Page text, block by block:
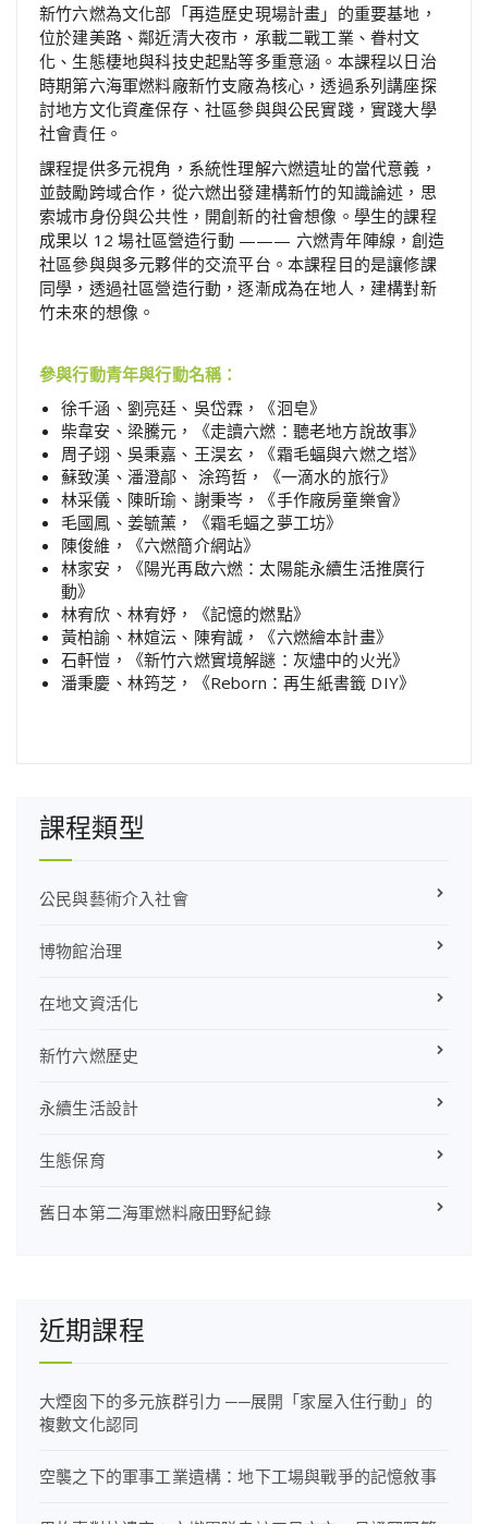
新竹六燃為文化部「再造歷史現場計畫」的重要基地，
位於建美路、鄰近清大夜市，承載二戰工業、眷村文
化、生態棲地與科技史起點等多重意涵。本課程以日治
時期第六海軍燃料廠新竹支廠為核心，透過系列講座探
討地方文化資產保存、社區參與與公民實踐，實踐大學
社會責任。
課程提供多元視角，系統性理解六燃遺址的當代意義，
並鼓勵跨域合作，從六燃出發建構新竹的知識論述，思
索城市身份與公共性，開創新的社會想像。學生的課程
成果以 12 場社區營造行動 ——— 六燃青年陣線，創造
社區參與與多元夥伴的交流平台。本課程目的是讓修課
同學，透過社區營造行動，逐漸成為在地人，建構對新
竹未來的想像。
參與行動青年與行動名稱：
徐千涵、劉亮廷、吳岱霖，《洄皂》
柴韋安、梁騰元，《走讀六燃：聽老地方說故事》
周子翊、吳秉嘉、王淏玄，《霜毛蝠與六燃之塔》
蘇致漢、潘澄鄗、 涂筠哲，《一滴水的旅行》
林采儀、陳昕瑜、謝秉岑，《手作廠房童樂會》
毛國鳳、姜毓薰，《霜毛蝠之夢工坊》
陳俊維，《六燃簡介網站》
林家安，《陽光再啟六燃：太陽能永續生活推廣行
動》
林宥欣、林宥妤，《記憶的燃點》
黃柏諭、林媗沄、陳宥誠，《六燃繪本計畫》
石軒愷，《新竹六燃實境解謎：灰燼中的火光》
潘秉慶、林筠芝，《Reborn：再生紙書籤 DIY》
課程類型
公民與藝術介入社會
博物館治理
在地文資活化
新竹六燃歷史
永續生活設計
生態保育
舊日本第二海軍燃料廠田野紀錄
近期課程
大煙囪下的多元族群引力 ──展開「家屋入住行動」的
複數文化認同
空襲之下的軍事工業遺構：地下工場與戰爭的記憶敘事